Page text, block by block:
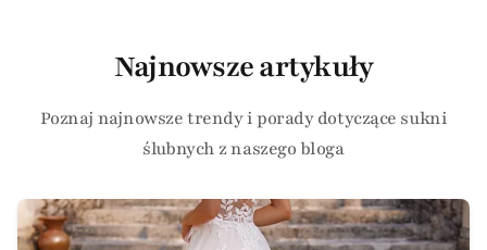
Najnowsze artykuły
Poznaj najnowsze trendy i porady dotyczące sukni
ślubnych z naszego bloga